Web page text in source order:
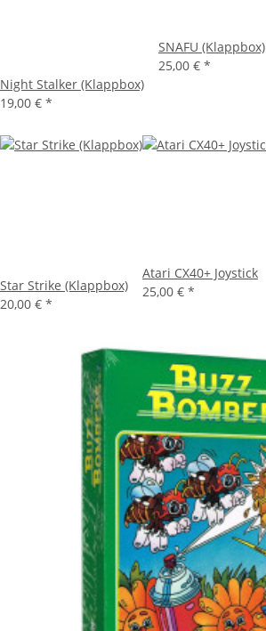
Night Stalker (Klappbox)
19,00 € *
SNAFU (Klappbox)
25,00 € *
Star Strike (Klappbox)
20,00 € *
Atari CX40+ Joystick
25,00 € *